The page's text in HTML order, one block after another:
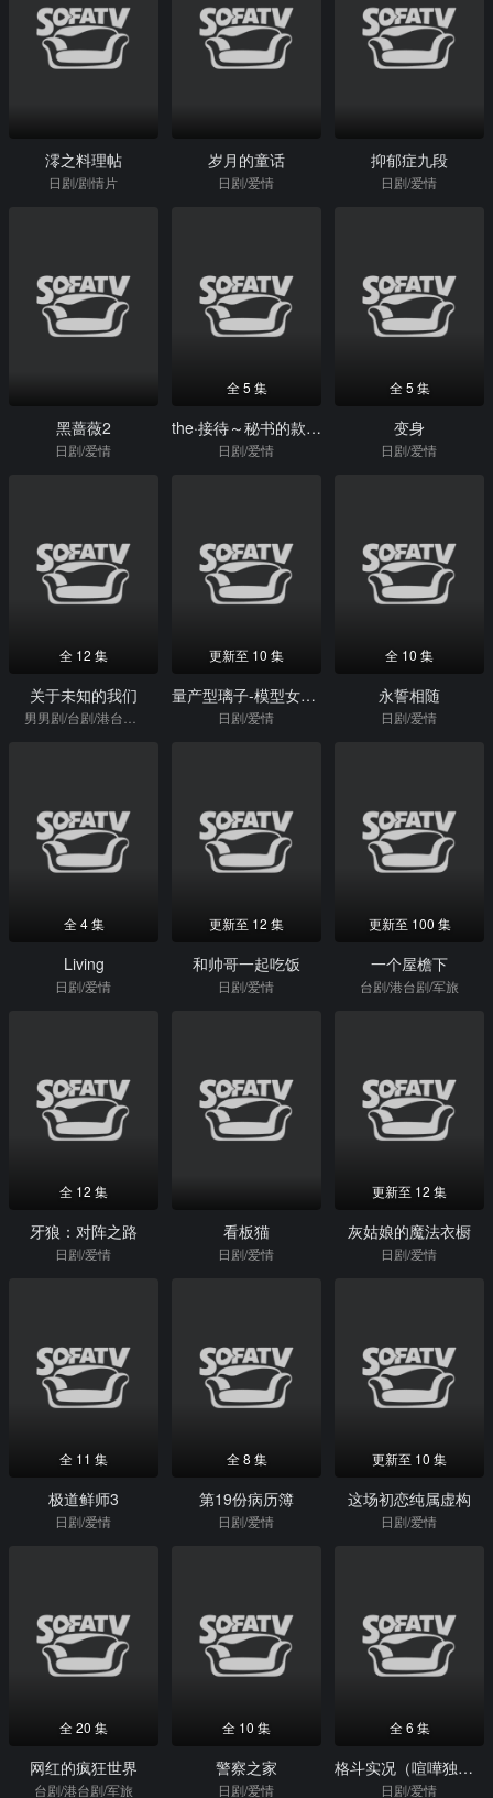
澪之料理帖
日剧/剧情片
岁月的童话
日剧/爱情
抑郁症九段
日剧/爱情
黑蔷薇2
日剧/爱情
全 5 集
the·接待～秘书的款待～
日剧/爱情
全 5 集
变身
日剧/爱情
全 12 集
关于未知的我们
更新至 10 集
量产型璃子-模型女子的人生组装记-
日剧/爱情
全 10 集
永誓相随
日剧/爱情
全 4 集
Living
日剧/爱情
更新至 12 集
和帅哥一起吃饭
日剧/爱情
更新至 100 集
一个屋檐下
台剧/港台剧/军旅
全 12 集
牙狼：对阵之路
日剧/爱情
看板猫
日剧/爱情
更新至 12 集
灰姑娘的魔法衣橱
日剧/爱情
全 11 集
极道鲜师3
日剧/爱情
全 8 集
第19份病历簿
日剧/爱情
更新至 10 集
这场初恋纯属虚构
日剧/爱情
全 20 集
网红的疯狂世界
台剧/港台剧/军旅
全 10 集
警察之家
日剧/爱情
全 6 集
格斗实况（喧嘩独学）
日剧/爱情